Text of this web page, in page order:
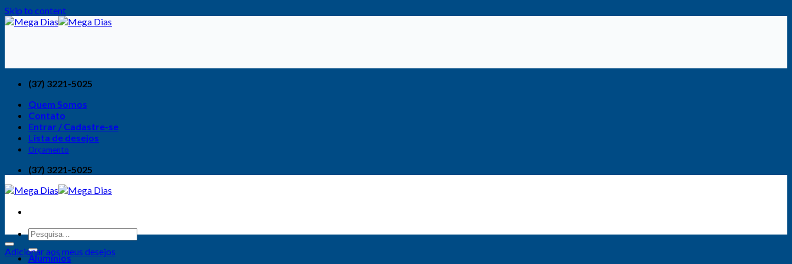
Skip to content
(37) 3221-5025
Quem Somos
Contato
Entrar / Cadastre-se
Lista de desejos
Orçamento
(37) 3221-5025
Alumínios
Adicionar aos meus desejos